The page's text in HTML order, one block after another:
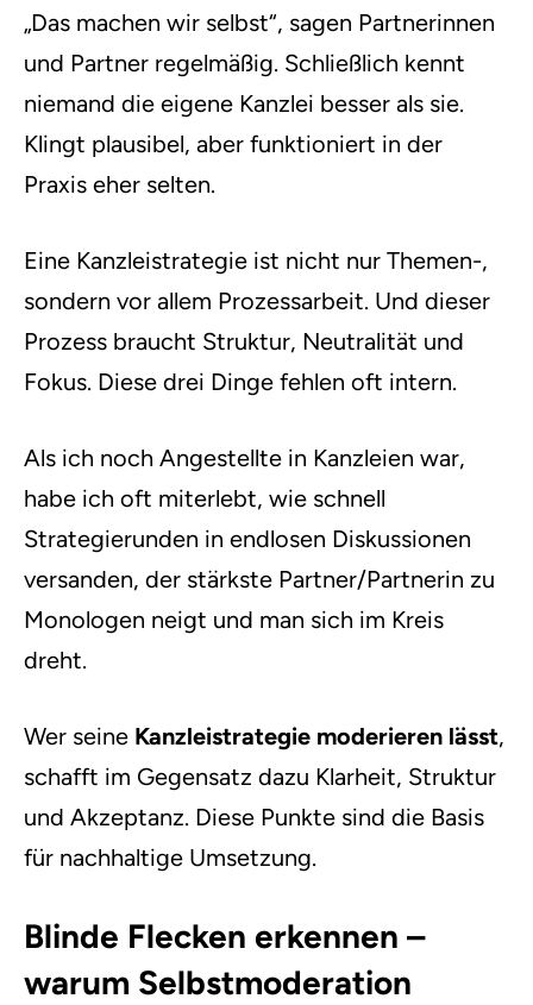
„Das machen wir selbst“, sagen Partnerinnen
und Partner regelmäßig. Schließlich kennt
niemand die eigene Kanzlei besser als sie.
Klingt plausibel, aber funktioniert in der
Praxis eher selten.
Eine Kanzleistrategie ist nicht nur Themen-,
sondern vor allem Prozessarbeit. Und dieser
Prozess braucht Struktur, Neutralität und
Fokus. Diese drei Dinge fehlen oft intern.
Als ich noch Angestellte in Kanzleien war,
habe ich oft miterlebt, wie schnell
Strategierunden in endlosen Diskussionen
versanden, der stärkste Partner/Partnerin zu
Monologen neigt und man sich im Kreis
dreht.
Wer seine Kanzleistrategie moderieren lässt,
schafft im Gegensatz dazu Klarheit, Struktur
und Akzeptanz. Diese Punkte sind die Basis
für nachhaltige Umsetzung.
Blinde Flecken erkennen –
warum Selbstmoderation